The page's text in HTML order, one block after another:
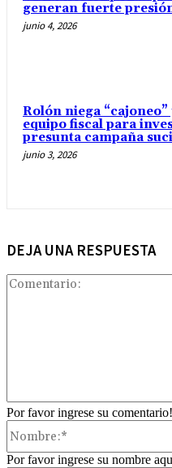
generan fuerte
junio 4, 2026
Rolón niega
equipo fiscal para
presunta campaña
junio 3, 2026
DEJA UNA RESPUESTA
Por favor ingrese su comentario!
Por favor ingrese su nombre